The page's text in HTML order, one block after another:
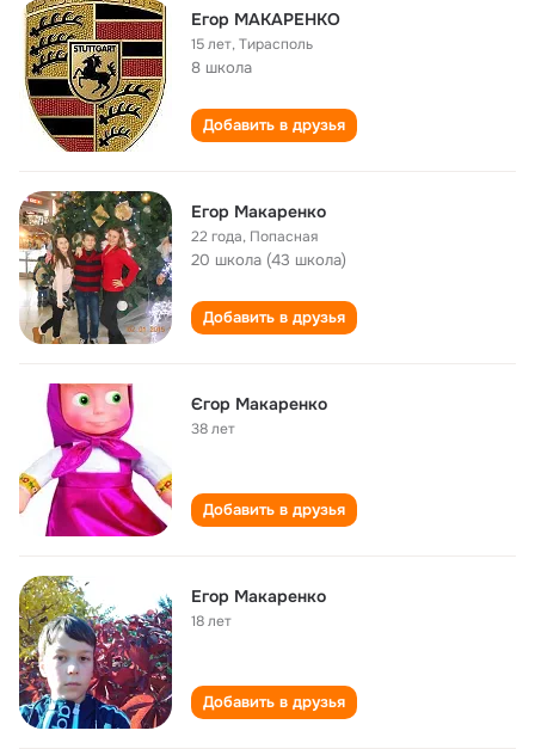
Егор МАКАРЕНКО
15 лет,Тирасполь
8 школа
Добавить в друзья
Егор Макаренко
22 года, Попасная
20 школа (43 школа)
Добавить в друзья
Єгор Макаренко
38 лет
Добавить в друзья
Егор Макаренко
18 лет
Добавить в друзья